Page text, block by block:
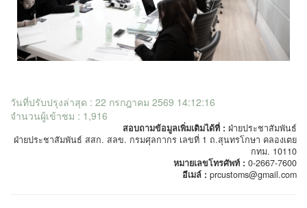
วันที่ปรับปรุงล่าสุด : 22 กรกฎาคม 2569 14:12:16
จำนวนผู้เข้าชม : 1,916
สอบถามข้อมูลเพิ่มเติมได้ที่ : ฝ่ายประชาสัมพันธ์
ฝ่ายประชาสัมพันธ์ สสก. สลข. กรมศุลกากร เลขที่ 1 ถ.สุนทรโกษา คลองเตย
กทม. 10110
หมายเลขโทรศัพท์ : 0-2667-7600
อีเมล์ : prcustoms@gmail.com